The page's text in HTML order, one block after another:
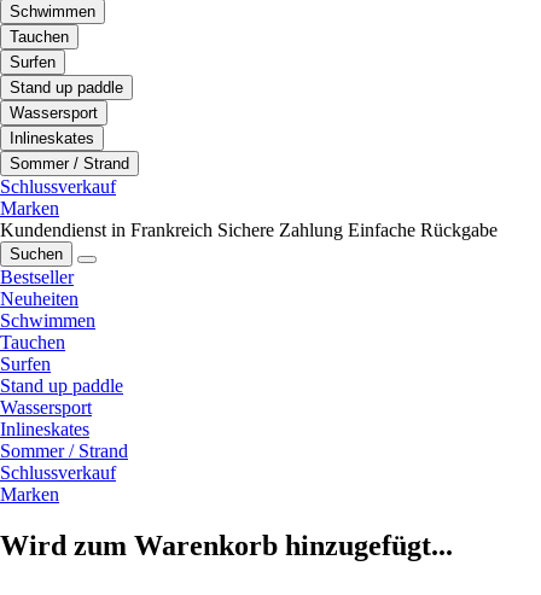
Schwimmen
Tauchen
Surfen
Stand up paddle
Wassersport
Inlineskates
Sommer / Strand
Schlussverkauf
Marken
Kundendienst in Frankreich Sichere Zahlung Einfache Rückgabe
Suchen
Bestseller
Neuheiten
Schwimmen
Tauchen
Surfen
Stand up paddle
Wassersport
Inlineskates
Sommer / Strand
Schlussverkauf
Marken
Wird zum Warenkorb hinzugefügt...